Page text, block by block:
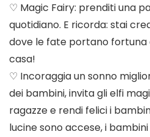
♡ Magic Fairy: prenditi una
quotidiano. E ricorda: stai
dove le fate portano fortuna
casa!
♡ Incoraggia un sonno
dei bambini, invita gli elfi
ragazze e rendi felici i
lucine sono accese, i